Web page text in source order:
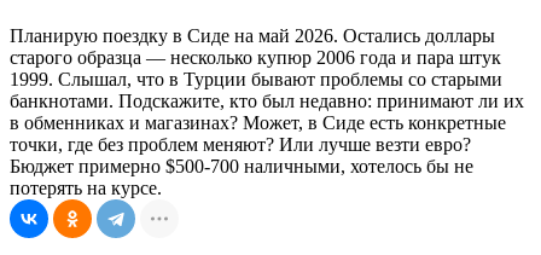
Планирую поездку в Сиде на май 2026. Остались доллары
старого образца — несколько купюр 2006 года и пара штук
1999. Слышал, что в Турции бывают проблемы со старыми
банкнотами. Подскажите, кто был недавно: принимают ли их
в обменниках и магазинах? Может, в Сиде есть конкретные
точки, где без проблем меняют? Или лучше везти евро?
Бюджет примерно $500-700 наличными, хотелось бы не
потерять на курсе.